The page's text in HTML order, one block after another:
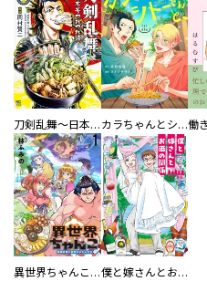
刀剣乱舞～日本号つれづれ酒～ カラちゃんとシトーさんと、 【分冊版】
異世界ちゃんこ～横綱目前に召喚されたんだが～ 【連載版】 僕と嫁さんとお酒の関係